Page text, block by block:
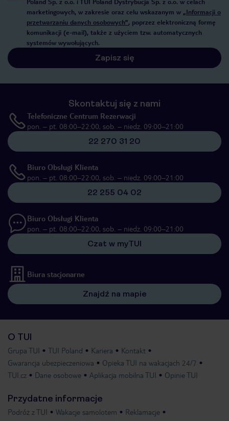
marketingowych, w zakresie oraz celu wskazanym w „Informacji o
przetwarzaniu danych osobowych”, poprzez elektroniczną formę
komunikacji (e-mail), także z użyciem tzw. automatycznych
systemów wywołujących.
Zapisz się
Skontaktuj się z nami
Telefoniczne Centrum Rezerwacji
pon. – pt. 08:00–22:00, sob. – niedz. 09:00–21:00
22 270 31 20
Biuro Obsługi Klienta
pon. – pt. 08:00–22:00, sob. – niedz. 09:00–21:00
22 255 04 02
Biuro Obsługi Klienta
pon. – pt. 08:00–22:00, sob. – niedz. 09:00–21:00
Czat w myTUI
Biura stacjonarne
Znajdź na mapie
O TUI
Grupa TUI TUI Poland Kariera
Kontakt
Gwarancja ubezpieczeniowa
Opieka TUI na wakacjach 24/7
TUI.cz
Dane osobowe Aplikacja mobilna TUI Opinie TUI
Przydatne informacje
Podróż z TUI Wakacje samolotem
Reklamacje